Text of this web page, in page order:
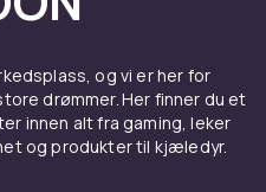
hos CDON
alle behov og stiler.
for potter
puster godt og
og vi er her for
drømmer. Her finner du et
innen alt fra gaming, leker
og produkter til kjæledyr.